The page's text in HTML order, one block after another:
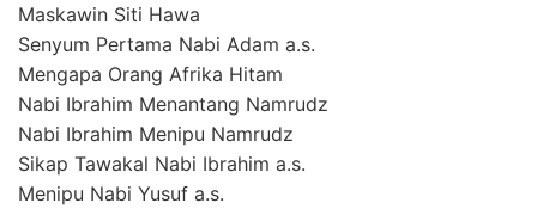
Maskawin Siti Hawa
Senyum Pertama Nabi Adam a.s.
Mengapa Orang Afrika Hitam
Nabi Ibrahim Menantang Namrudz
Nabi Ibrahim Menipu Namrudz
Sikap Tawakal Nabi Ibrahim a.s.
Menipu Nabi Yusuf a.s.